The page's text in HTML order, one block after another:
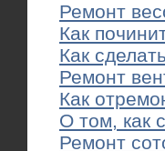
Ремонт
Как
Как
Ремонт
Как
О том, как
Ремонт